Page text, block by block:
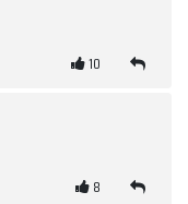
10
8